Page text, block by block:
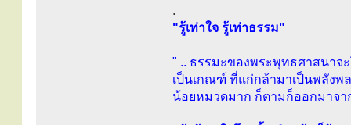
.
"รู้เท่าใจ รู้เท่าธรรม"
" .. ธรรมะของพระพุทธศาสนา
เป็นเกณฑ์ ที่แก่กล้ามาเป็นพลังพ
น้อยหมวดมาก ก็ตามก็ออกมาจา